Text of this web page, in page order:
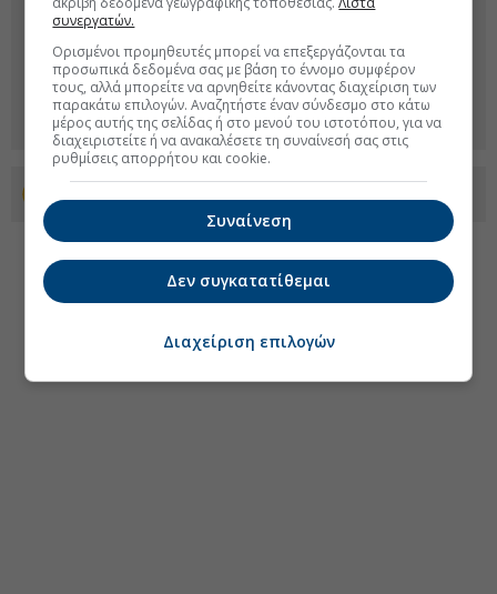
συνεργατών.
Ορισμένοι προμηθευτές μπορεί να επεξεργάζονται τα
προσωπικά δεδομένα σας με βάση το έννομο συμφέρον
τους, αλλά μπορείτε να αρνηθείτε κάνοντας διαχείριση των
παρακάτω επιλογών. Αναζητήστε έναν σύνδεσμο στο κάτω
μέρος αυτής της σελίδας ή στο μενού του ιστοτόπου, για να
διαχειριστείτε ή να ανακαλέσετε τη συναίνεσή σας στις
ρυθμίσεις απορρήτου και cookie.
Συναίνεση
Δεν συγκατατίθεμαι
Διαχείριση επιλογών